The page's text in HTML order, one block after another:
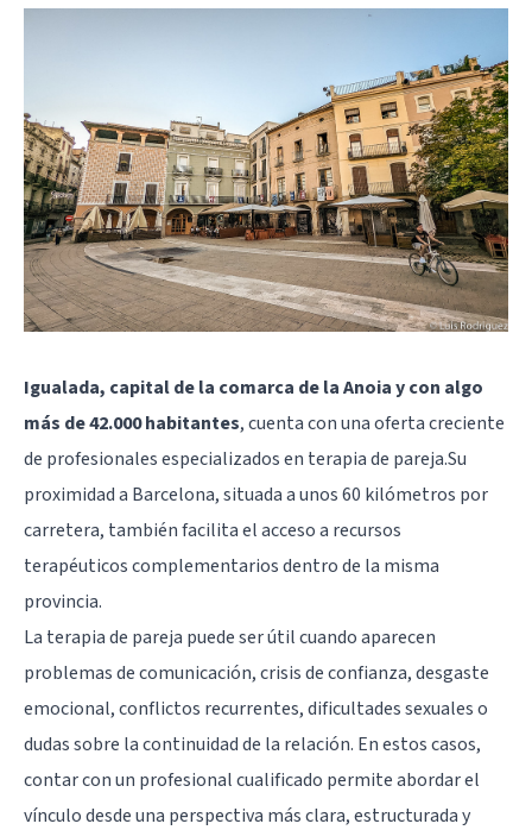
Igualada, capital de la comarca de la Anoia y con algo
más de 42.000 habitantes, cuenta con una oferta creciente
de profesionales especializados en terapia de pareja.Su
proximidad a Barcelona, situada a unos 60 kilómetros por
carretera, también facilita el acceso a recursos
terapéuticos complementarios dentro de la misma
provincia.
La terapia de pareja puede ser útil cuando aparecen
problemas de comunicación, crisis de confianza, desgaste
emocional, conflictos recurrentes, dificultades sexuales o
dudas sobre la continuidad de la relación. En estos casos,
contar con un profesional cualificado permite abordar el
vínculo desde una perspectiva más clara, estructurada y